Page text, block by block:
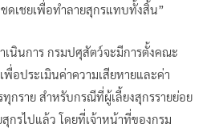
ดเชยเพื่อทำลายสุกรแทบทั้งสิ้น”
เนินการ กรมปศุสัตว์จะมีการตั้งคณะ
อประเมินค่าความเสียหายและค่า
กราย สำหรับกรณีที่ผู้เลี้ยงสุกรรายย่อย
สุกรไปแล้ว โดยที่เจ้าหน้าที่ของกรม